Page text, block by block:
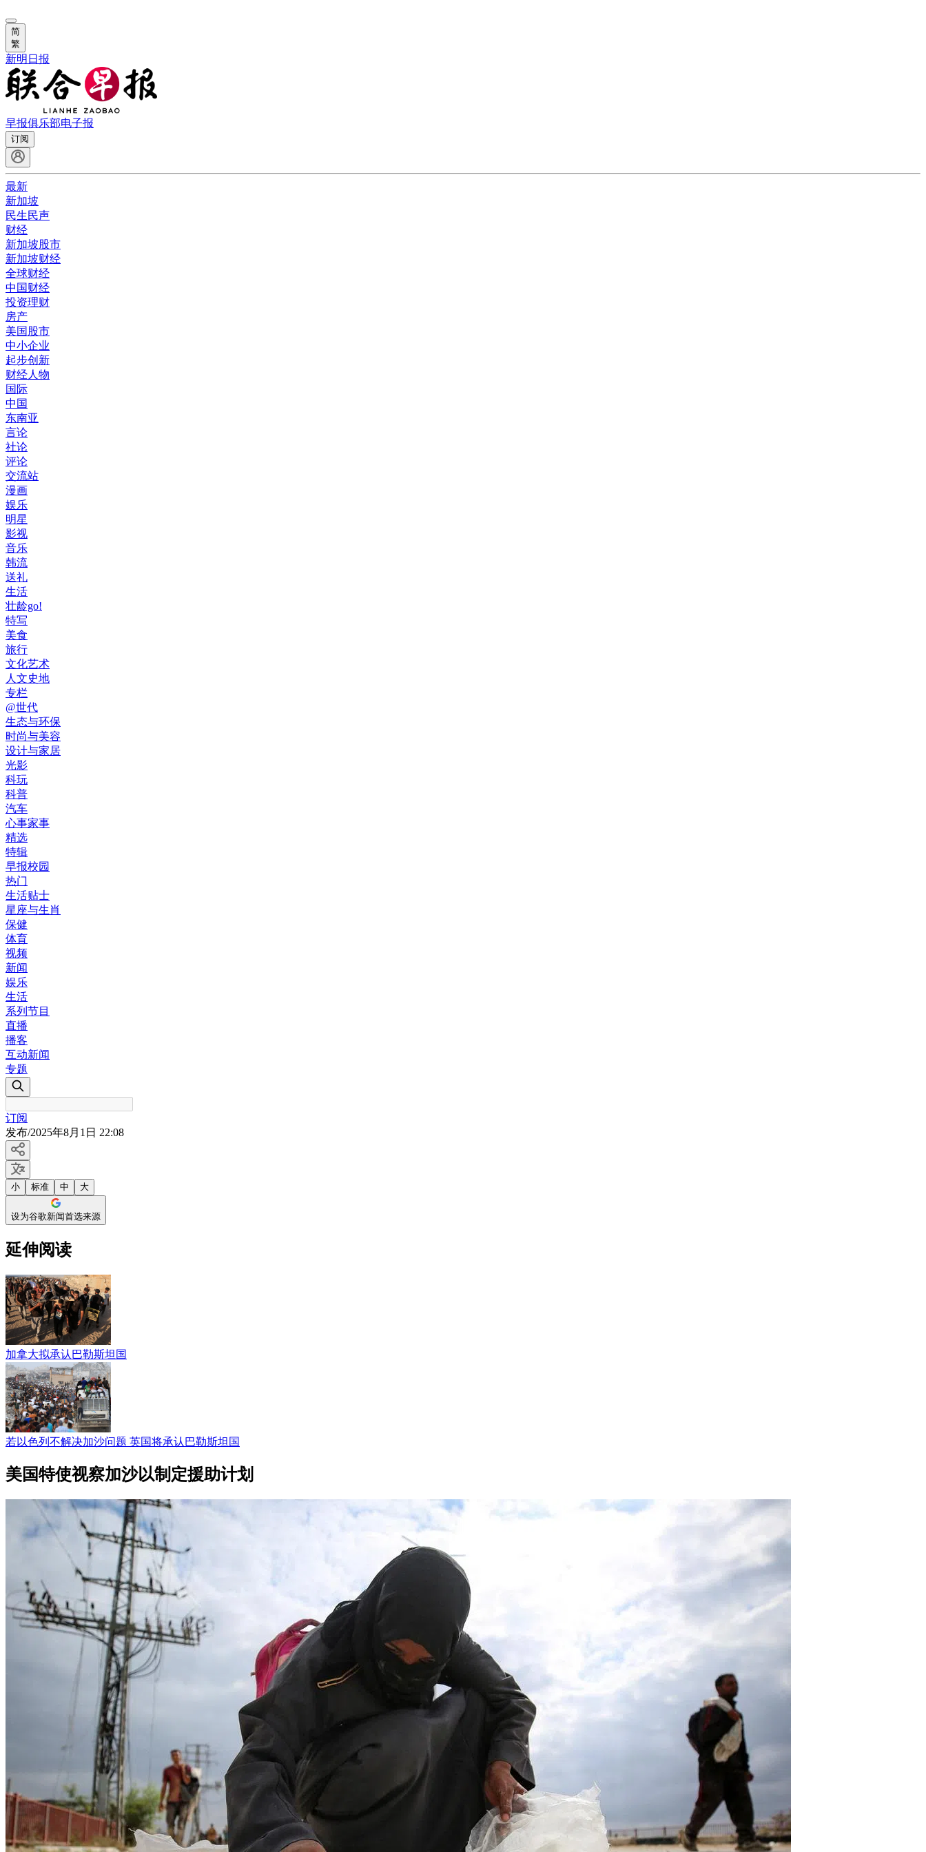
简
繁
新明日报
早报俱乐部电子报
订阅
最新
新加坡
民生民声
财经
新加坡股市
新加坡财经
全球财经
中国财经
投资理财
房产
美国股市
中小企业
起步创新
财经人物
国际
中国
东南亚
言论
社论
评论
交流站
漫画
娱乐
明星
影视
音乐
韩流
送礼
生活
壮龄go!
特写
美食
旅行
文化艺术
人文史地
专栏
@世代
生态与环保
时尚与美容
设计与家居
光影
科玩
科普
汽车
心事家事
精选
特辑
早报校园
热门
生活贴士
星座与生肖
保健
体育
视频
新闻
娱乐
生活
系列节目
直播
播客
互动新闻
专题
订阅
发布/2025年8月1日 22:08
小 标准 中 大
设为谷歌新闻首选来源
延伸阅读
加拿大拟承认巴勒斯坦国
若以色列不解决加沙问题 英国将承认巴勒斯坦国
美国特使视察加沙以制定援助计划